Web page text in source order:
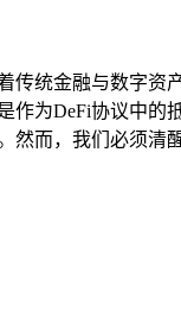
统金融与数字
为DeFi协议中
而，我们必须